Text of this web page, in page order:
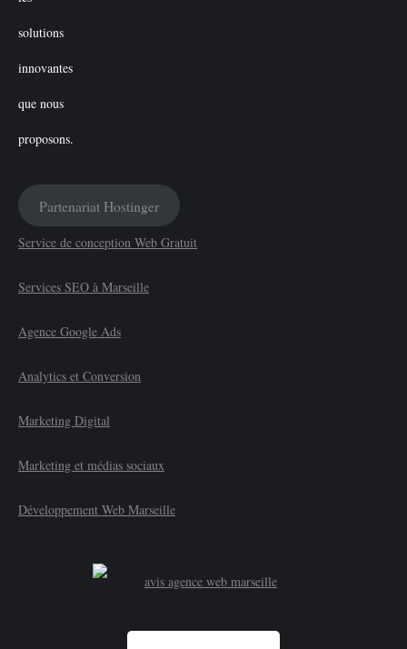
Partenariat Hostinger
Service de conception Web Gratuit
Services SEO à Marseille
Agence Google Ads
Analytics et Conversion
Marketing Digital
Marketing et médias sociaux
Développement Web Marseille